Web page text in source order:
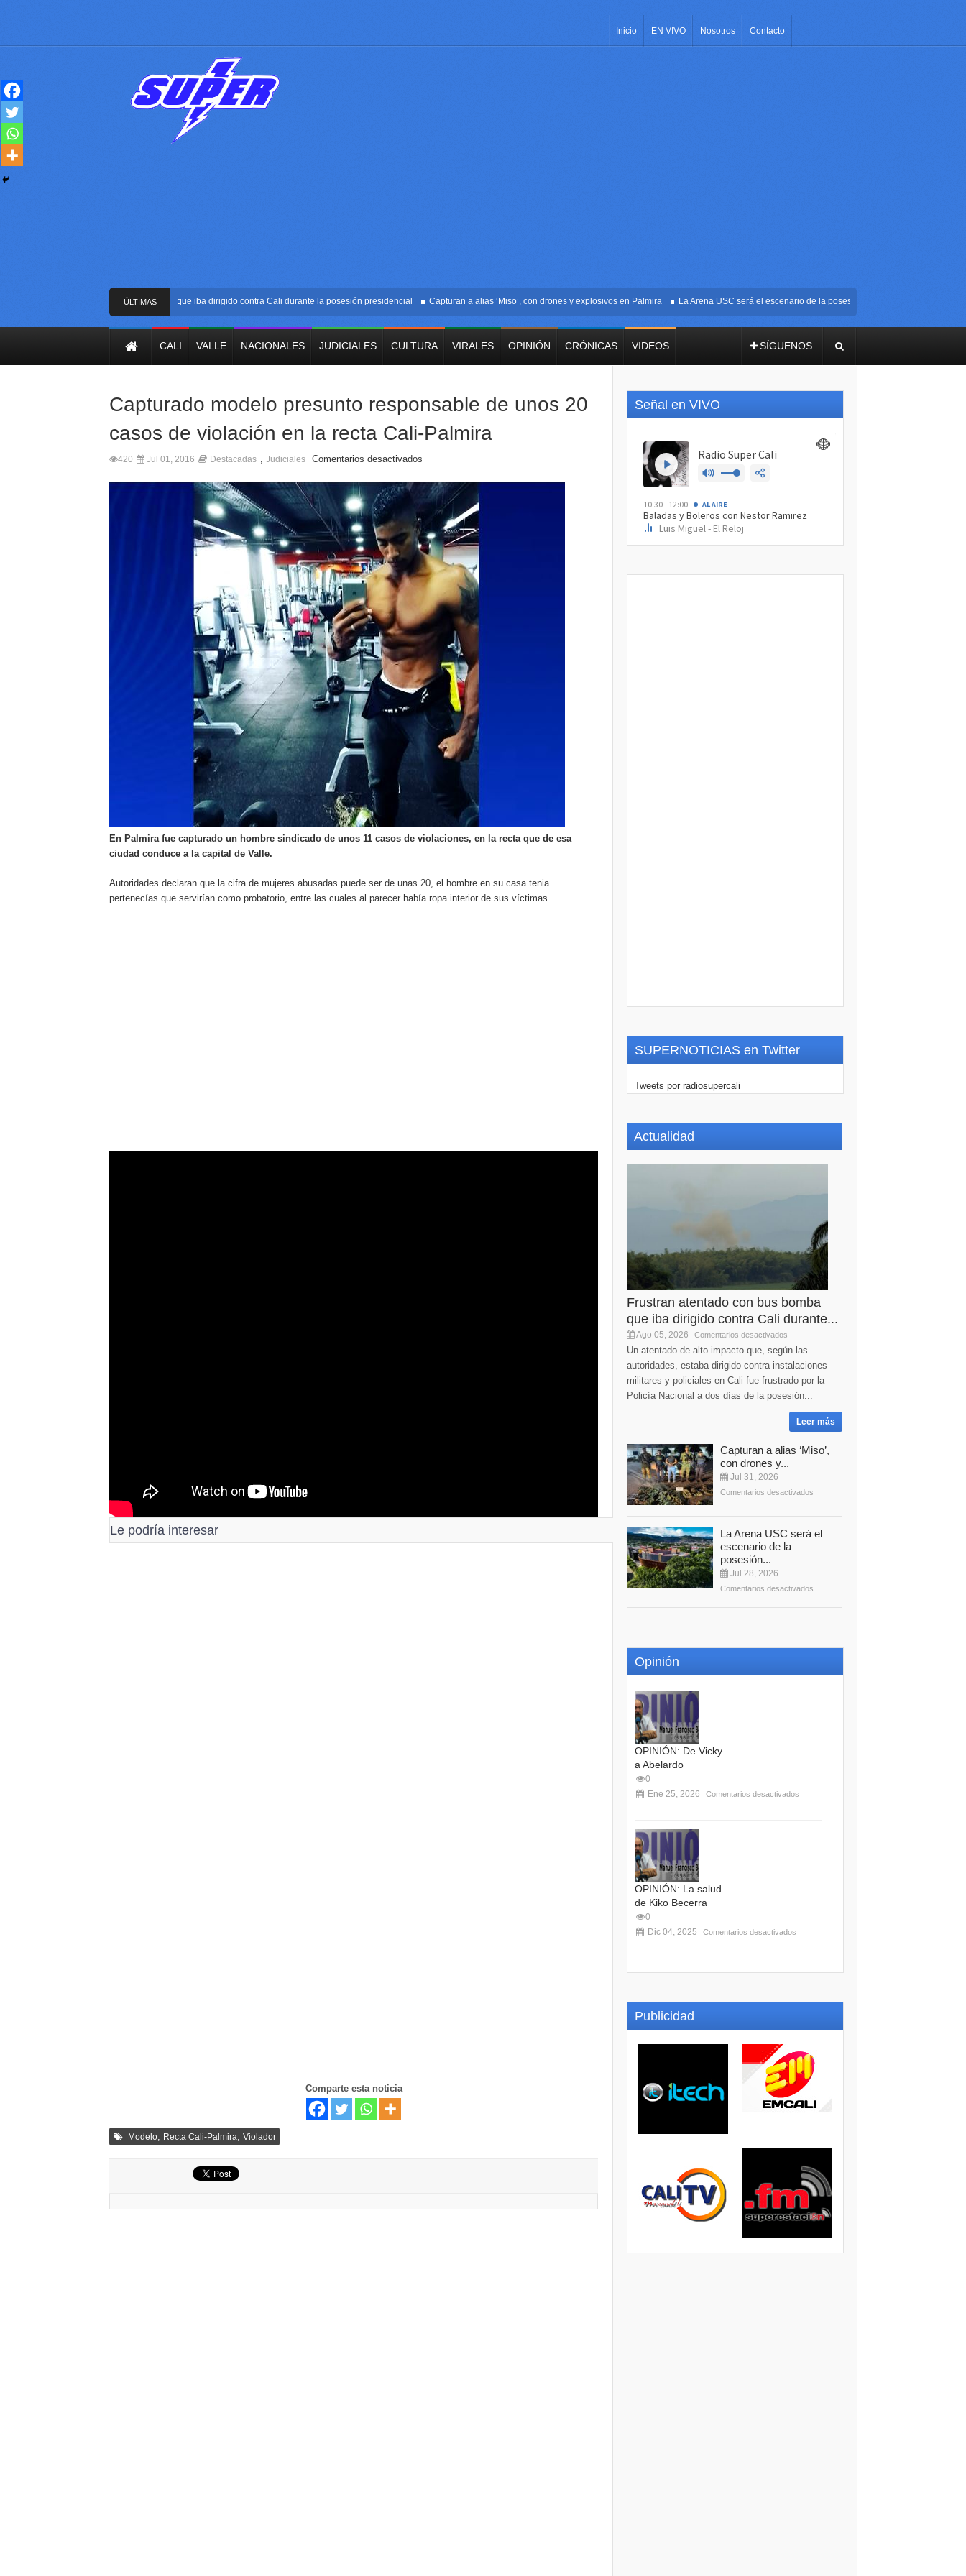
Inicio EN VIVO Nosotros Contacto
ÚLTIMAS
NOTICIAS
Frustran atentado con bus bomba que iba dirigido contra Cali durante la posesión presidencial Capturan a alias ‘Miso’, con drones y explosivos en Palmira La Arena USC será el escenario de la posesión presidencial de Abelardo de
CALI VALLE NACIONALES JUDICIALES CULTURA VIRALES OPINIÓN CRÓNICAS VIDEOS SÍGUENOS
Capturado modelo presunto responsable de unos 20
casos de violación en la recta Cali-Palmira
420 Jul 01, 2016 Destacadas , Judiciales Comentarios desactivados
En Palmira fue capturado un hombre sindicado de unos 11 casos de violaciones, en la recta que de esa
ciudad conduce a la capital de Valle.
Autoridades declaran que la cifra de mujeres abusadas puede ser de unas 20, el hombre en su casa tenia
pertenecías que servirían como probatorio, entre las cuales al parecer había ropa interior de sus víctimas.
Le podría interesar
Comparte esta noticia
Modelo, Recta Cali-Palmira, Violador
Señal en VIVO
SUPERNOTICIAS en Twitter
Tweets por radiosupercali
Actualidad
Frustran atentado con bus bomba
que iba dirigido contra Cali durante...
Ago 05, 2026 Comentarios desactivados
Un atentado de alto impacto que, según las
autoridades, estaba dirigido contra instalaciones
militares y policiales en Cali fue frustrado por la
Policía Nacional a dos días de la posesión...
Leer más
Capturan a alias ‘Miso’,
con drones y...
Jul 31, 2026
Comentarios desactivados
La Arena USC será el
escenario de la
posesión...
Jul 28, 2026
Comentarios desactivados
Opinión
OPINIÓN: De Vicky
a Abelardo
0
Ene 25, 2026
Comentarios desactivados
OPINIÓN: La salud
de Kiko Becerra
0
Dic 04, 2025
Comentarios desactivados
Publicidad